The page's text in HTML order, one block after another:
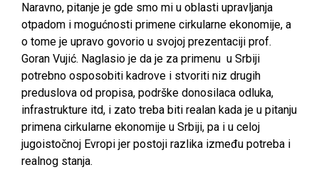
Naravno, pitanje je gde smo mi u oblasti upravljanja
otpadom i mogućnosti primene cirkularne ekonomije, a
o tome je upravo govorio u svojoj prezentaciji prof.
Goran Vujić. Naglasio je da je za primenu u Srbiji
potrebno osposobiti kadrove i stvoriti niz drugih
preduslova od propisa, podrške donosilaca odluka,
infrastrukture itd, i zato treba biti realan kada je u pitanju
primena cirkularne ekonomije u Srbiji, pa i u celoj
jugoistočnoj Evropi jer postoji razlika između potreba i
realnog stanja.